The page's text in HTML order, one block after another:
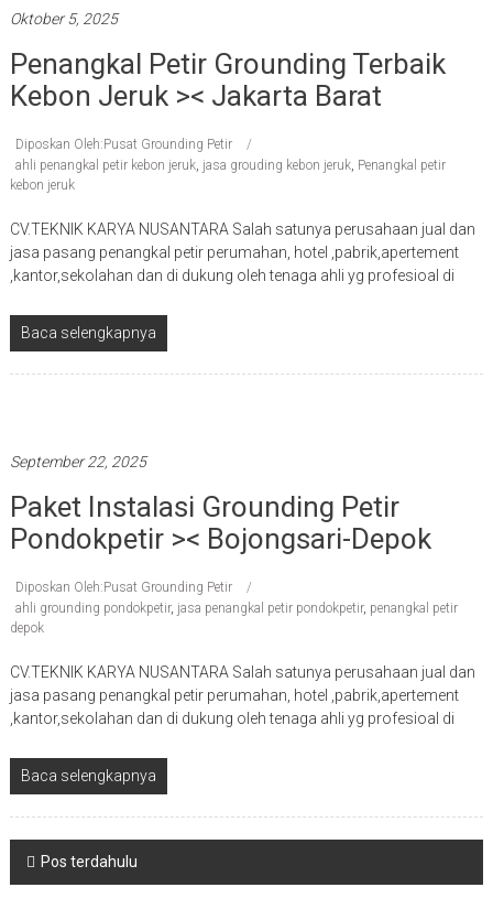
Oktober 5, 2025
Penangkal Petir Grounding Terbaik
Kebon Jeruk >< Jakarta Barat
Diposkan Oleh:Pusat Grounding Petir
ahli penangkal petir kebon jeruk, jasa grouding kebon jeruk, Penangkal petir
kebon jeruk
CV.TEKNIK KARYA NUSANTARA Salah satunya perusahaan jual dan
jasa pasang penangkal petir perumahan, hotel ,pabrik,apertement
,kantor,sekolahan dan di dukung oleh tenaga ahli yg profesioal di
Baca selengkapnya
September 22, 2025
Paket Instalasi Grounding Petir
Pondokpetir >< Bojongsari-Depok
Diposkan Oleh:Pusat Grounding Petir
ahli grounding pondokpetir, jasa penangkal petir pondokpetir, penangkal petir
depok
CV.TEKNIK KARYA NUSANTARA Salah satunya perusahaan jual dan
jasa pasang penangkal petir perumahan, hotel ,pabrik,apertement
,kantor,sekolahan dan di dukung oleh tenaga ahli yg profesioal di
Baca selengkapnya
Navigasi
pos
Pos terdahulu